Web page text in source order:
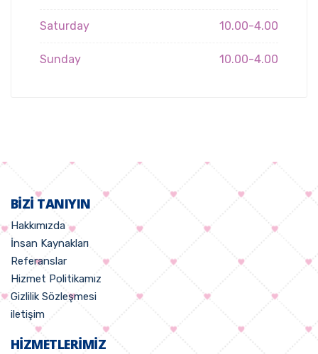
Saturday 10.00-4.00
Sunday 10.00-4.00
BIZI TANIYIN
Hakkımızda
İnsan Kaynakları
Referanslar
Hizmet Politikamız
Gizlilik Sözleşmesi
iletişim
HIZMETLERIMIZ